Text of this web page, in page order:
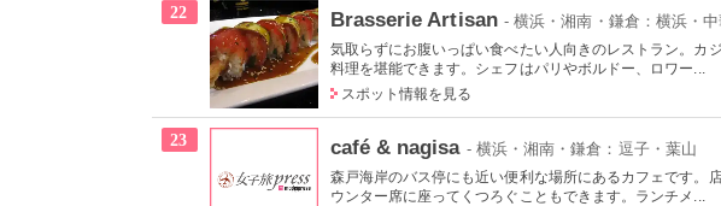
22 Brasserie Artisan - 横浜・湘南・鎌倉：横浜・
気取らずにお腹いっぱい食べたい人向きのレストラン。カ
料理を堪能できます。シェフはパリやボルドー、ロワー...
スポット情報を見る
23 café & nagisa - 横浜・湘南・鎌倉：逗子・葉山
森戸海岸のバス停にも近い便利な場所にあるカフェです。
ウンター席に座ってくつろぐこともできます。ランチメ...